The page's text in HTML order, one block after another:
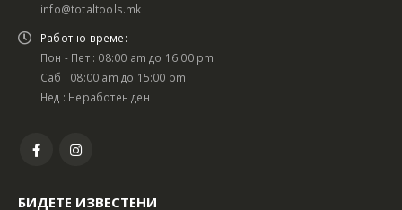
Батериски сет Ротирачки Чекан и Бормашина 20V
info@totaltools.mk
Работно време:
Пон - Пет : 08:00 am до 16:00 pm
Саб : 08:00 am до 15:00 pm
Нед : Неработен ден
БИДЕТЕ ИЗВЕСТЕНИ